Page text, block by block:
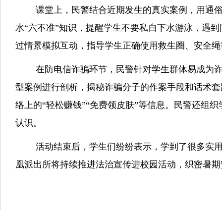
课堂上，民警结合近期发生的真实案例，用通
水“六不准”知识，提醒学生不要私自下水游泳，遇
过情景模拟互动，指导学生正确使用救生圈、安全
在防电信诈骗环节，民警针对学生群体易成为
型案例进行剖析，揭秘诈骗分子的作案手段和话术
络上的“轻松赚钱”“免费领皮肤”等信息。民警还组
认识。
活动结束后，学生们纷纷表示，学到了很多实
凰派出所将持续推进法治宣传进校园活动，织密暑